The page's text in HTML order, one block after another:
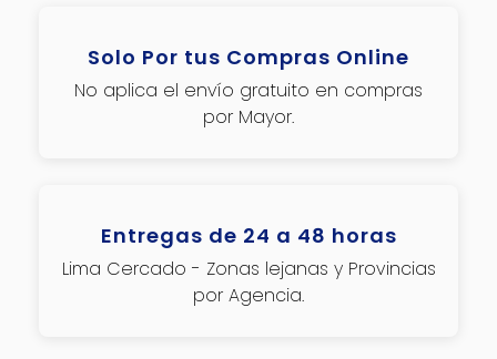
Solo Por tus Compras Online
No aplica el envío gratuito en compras
por Mayor.
Entregas de 24 a 48 horas
Lima Cercado - Zonas lejanas y Provincias
por Agencia.